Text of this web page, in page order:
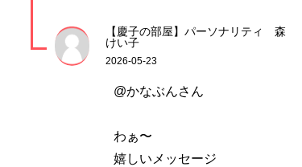
【慶子の部屋】パーソナリティ 森
けい子
2026-05-23
@かなぶんさん
わぁ〜
嬉しいメッセージ